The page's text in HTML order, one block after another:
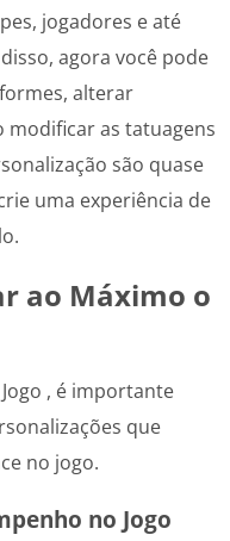
jogadores e até
agora você pode
alterar
modificar as tatuagens
são quase
uma experiência de
ao Máximo o
, é importante
que
no jogo.
no Jogo